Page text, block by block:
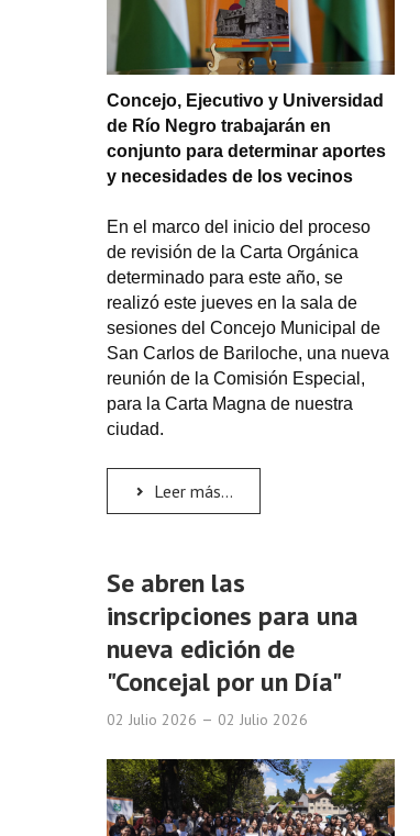
Concejo, Ejecutivo y Universidad
de Río Negro trabajarán en
conjunto para determinar aportes
y necesidades de los vecinos
En el marco del inicio del proceso
de revisión de la Carta Orgánica
determinado para este año, se
realizó este jueves en la sala de
sesiones del Concejo Municipal de
San Carlos de Bariloche, una nueva
reunión de la Comisión Especial,
para la Carta Magna de nuestra
ciudad.
Leer más...
Se abren las
inscripciones para una
nueva edición de
"Concejal por un Día"
02 Julio 2026 02 Julio 2026